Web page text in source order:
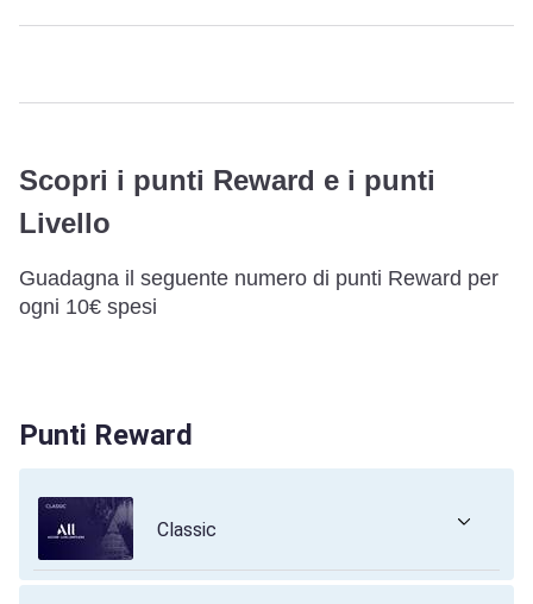
Scopri i punti Reward e i punti
Livello
Guadagna il seguente numero di punti Reward per
ogni 10€ spesi
Punti Reward
Classic